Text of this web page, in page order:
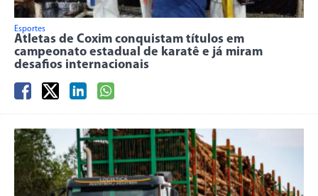
Esportes
Atletas de Coxim conquistam títulos em
campeonato estadual de karatê e já miram
desafios internacionais